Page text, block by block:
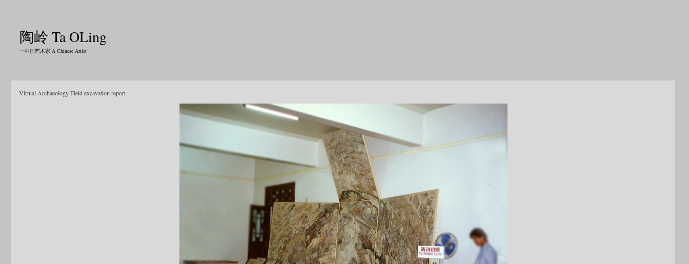
陶岭 Ta OLing
一中国艺术家 A Chinese Artist
Virtual Archaeology Field excavation report